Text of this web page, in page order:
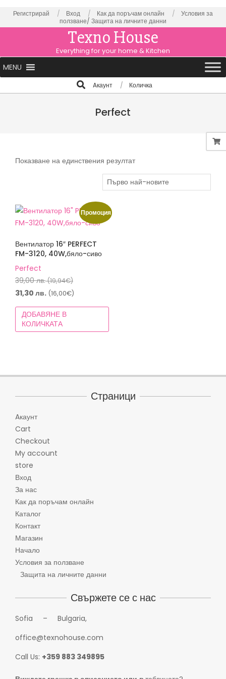
to
Регистрирай Вход Как да поръчам онлайн
Условия за
ползване/ Защита на личните данни
Texno House
Everything for your home & Kitchen
Primary
Navigation
MENU
Search
Aкаунт Количка
Perfect
Показване на единствения резултат
Промоция
Вентилатор 16″ PERFECT
FM-3120, 40W,бяло-сиво
Perfect
39,00лв.(19,94€)Original
price
was:
31,30 лв. (16,00€)
цена
31,30 лв.
ДОБАВЯНЕ В
КОЛИЧКАТА
Страници
Aкаунт
Cart
Checkout
My account
store
Вход
За нас
Как да поръчам онлайн
Каталог
Контакт
Магазин
Начало
Условия за ползване
Защита на личните данни
Свържете се с нас
Sofia – Bulgaria,
office@texnohouse.com
Call Us: +359 883 349895